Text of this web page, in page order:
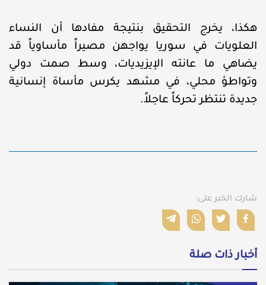
هكذا، يخرج التحقيق بنتيجة مفادها أن النساء
العلويات في سوريا يواجهن مصيراً مأساوياً قد
يضاهي ما عانته الإيزيديات، وسط صمت دولي
وتواطؤ محلي، في مشهد يكرس مأساة إنسانية
جديدة تنتظر تحركاً عاجلاً.
شارك الخبر على:
أخبار ذات صلة